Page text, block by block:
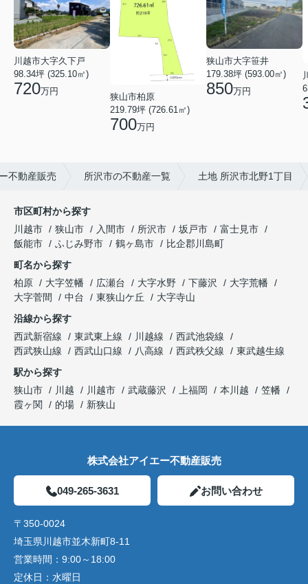
川越市大字久下戸
98.34坪 (325.10㎡)
720万円
狭山市柏原
219.79坪 (726.61㎡)
700万円
狭山市大字笹井
179.38坪 (593.00㎡)
850万円
不動産販売 所沢市の不動産一覧 土地 所沢市北野1丁目
市区町村から探す
川越市
狭山市 入間市 所沢市 坂戸市
富士見市
飯能市
ふじみ野市 鶴ヶ島市
比企郡川島町
町名から探す
柏原
大字笠幡 広瀬台 大字水野 下藤沢
大字荒幡
大字菅間
中台 東狭山ケ丘
大字寺山
沿線から探す
西武新宿線
東武東上線 川越線
西武池袋線
西武狭山線
西武山口線 八高線 西武秩父線
東武越生線
駅から探す
狭山市
川越 川越市 武蔵藤沢 上福岡 本川越
笠幡
霞ヶ関
的場 新狭山
株式会社アイエー不動産販売
049-265-3631 お問い合わせ
〒350-0024
埼玉県川越市並木新町8-11
営業時間： 9:00～18:00
定休日： 水曜日